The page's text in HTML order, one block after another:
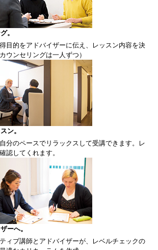
。
目的をアドバイザーに伝え、レッスン内容を決
ウンセリングは一人ずつ）
ン。
分のペースでリラックスして受講できます。レ
認してくれます。
ーへ。
ィブ講師とアドバイザーが、レベルチェックの